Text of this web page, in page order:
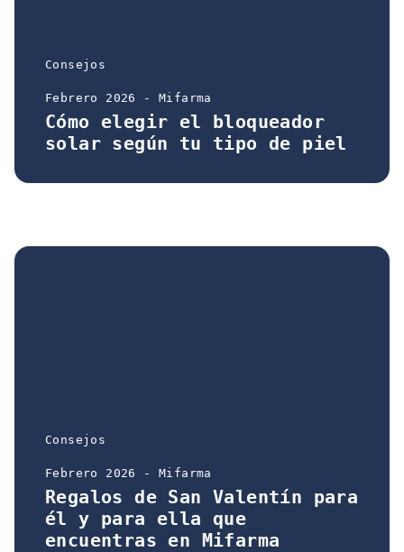
Consejos
Febrero 2026 - Mifarma
Cómo elegir el bloqueador
solar según tu tipo de piel
Consejos
Febrero 2026 - Mifarma
Regalos de San Valentín para
él y para ella que
encuentras en Mifarma